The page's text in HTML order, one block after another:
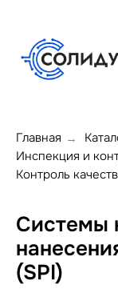
Главная →
Инспекция и
Контроль
Системы
(SPI)